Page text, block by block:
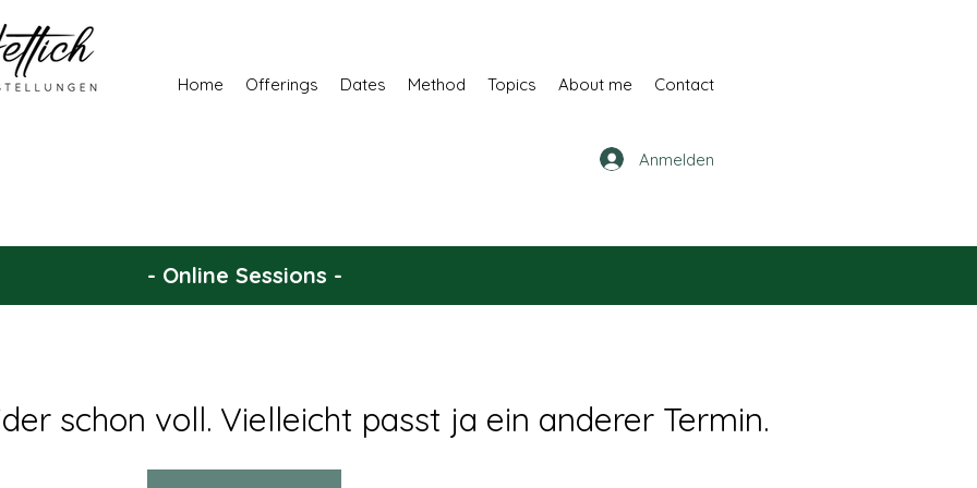
Home Offerings Dates Method Topics About me Contact
Anmelden
- Online Sessions -
schon voll. Vielleicht passt ja ein anderer Termin.